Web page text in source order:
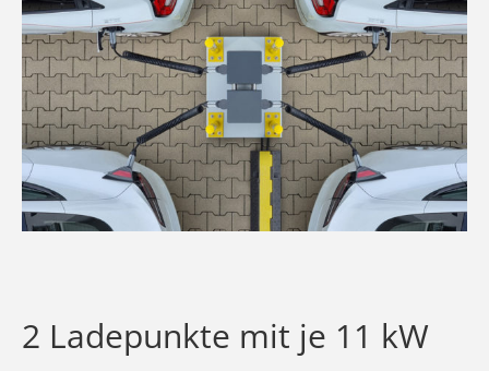
2 Ladepunkte mit je 11 kW